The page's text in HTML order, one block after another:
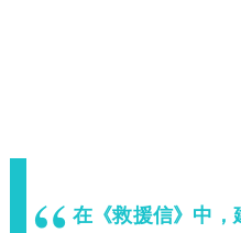
在《救援信》中，